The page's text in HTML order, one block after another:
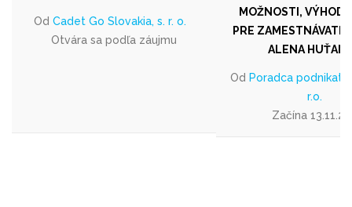
Od Cadet Go Slovakia, s. r. o.
Otvára sa podľa záujmu
MOŽNOSTI,
PRE
ALENA
Od Poradca
r.o.
Začína